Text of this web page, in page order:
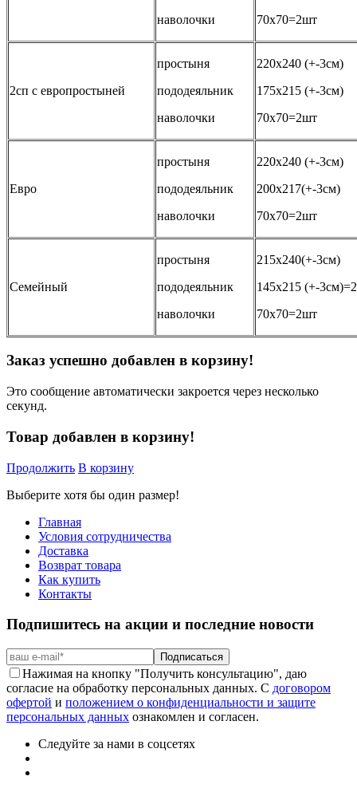
наволочки 70х70=2шт
2сп с европростыней
простыня
пододеяльник
наволочки
220х240 (+-3см)
175х215 (+-3см)
70х70=2шт
Евро
простыня
пододеяльник
наволочки
220х240 (+-3см)
200х217(+-3см)
70х70=2шт
Семейный
простыня
пододеяльник
наволочки
215х240(+-3см)
145х215 (+-
70х70=2шт
Заказ успешно добавлен в корзину!
Это сообщение автоматически закроется через несколько
секунд.
Товар добавлен в корзину!
Продолжить В корзину
Выберите хотя бы один размер!
Главная
Условия сотрудничества
Доставка
Возврат товара
Как купить
Контакты
Подпишитесь на акции и последние новости
Подписаться
Нажимая на кнопку "Получить консультацию", даю
согласие на обработку персональных данных. С договором
офертой и положением о конфиденциальности и защите
персональных данных ознакомлен и согласен.
Следуйте за нами в соцсетях